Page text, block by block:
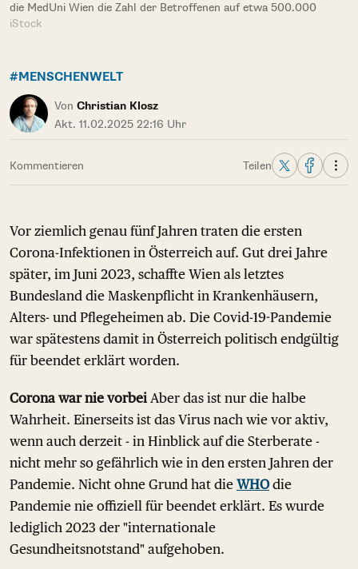
die MedUni Wien die Zahl der Betroffenen auf etwa 500.000
iStock
#MENSCHENWELT
Von Christian Klosz
Akt. 11.02.2025 22:16 Uhr
Kommentieren Teilen
Vor ziemlich genau fünf Jahren traten die ersten
Corona-Infektionen in Österreich auf. Gut drei Jahre
später, im Juni 2023, schaffte Wien als letztes
Bundesland die Maskenpflicht in Krankenhäusern,
Alters- und Pflegeheimen ab. Die Covid-19-Pandemie
war spätestens damit in Österreich politisch endgültig
für beendet erklärt worden.
Corona war nie vorbeiAber das ist nur die halbe
Wahrheit. Einerseits ist das Virus nach wie vor aktiv,
wenn auch derzeit - in Hinblick auf die Sterberate -
nicht mehr so gefährlich wie in den ersten Jahren der
Pandemie. Nicht ohne Grund hat die WHOdie
Pandemie nie offiziell für beendet erklärt. Es wurde
lediglich 2023 der "internationale
Gesundheitsnotstand" aufgehoben.